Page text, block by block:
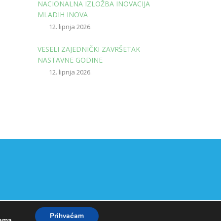
NACIONALNA IZLOŽBA INOVACIJA
MLADIH INOVA
12. lipnja 2026.
VESELI ZAJEDNIČKI ZAVRŠETAK
NASTAVNE GODINE
12. lipnja 2026.
Prihvaćam